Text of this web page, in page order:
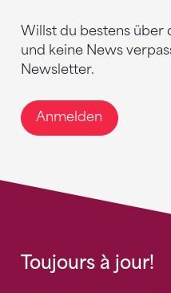
Willst du bestens über
und keine News
Newsletter.
Anmelden
Toujours à jour!